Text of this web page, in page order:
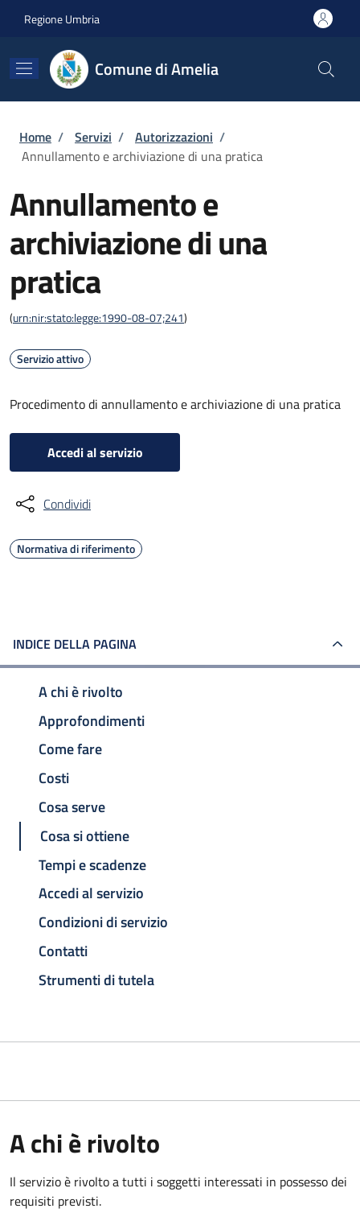
Regione Umbria
Comune di Amelia
Briciole di pane
Home / Servizi / Autorizzazioni /
Annullamento e archiviazione di una pratica
Annullamento e
archiviazione di una
pratica
(urn:nir:stato:legge:1990-08-07;241)
Servizio attivo
Procedimento di annullamento e archiviazione di una pratica
Accedi al servizio
Condividi
Normativa di riferimento
INDICE DELLA PAGINA
A chi è rivolto
Approfondimenti
Come fare
Costi
Cosa serve
Cosa si ottiene
Tempi e scadenze
Accedi al servizio
Condizioni di servizio
Contatti
Strumenti di tutela
A chi è rivolto
Il servizio è rivolto a tutti i soggetti interessati in possesso dei
requisiti previsti.